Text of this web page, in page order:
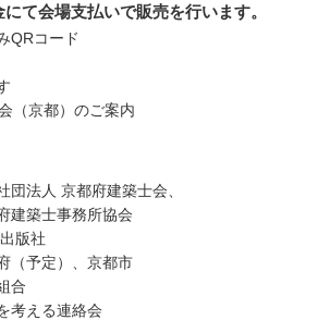
て会場支払いで販売を行います。
QRコード
（京都）のご案内
法人 京都府建築士会、
築士事務所協会
版社
予定）、京都市
合
考える連絡会